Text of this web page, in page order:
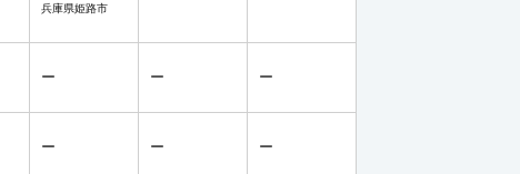
兵庫県姫路市
ー ー ー
ー ー ー